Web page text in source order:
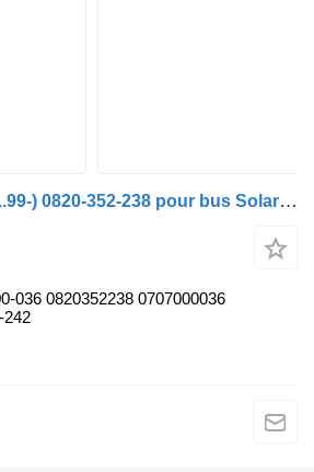
Moyeu ZF Urbin (01.99-) 0820-352-238 pour bus Solaris Urbino, Alpino, Vacanza (1999-)
036 0820352238 0707000036
242